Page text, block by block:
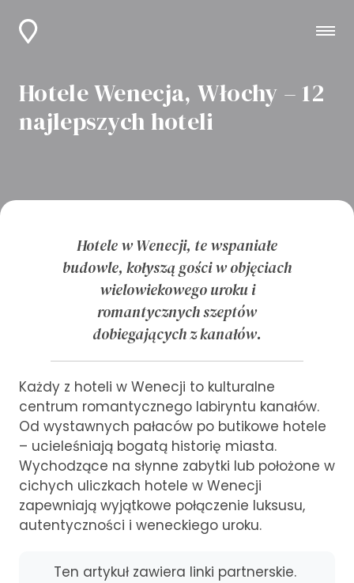
Hotele Wenecja, Włochy – 12
najlepszych hoteli
Hotele w Wenecji, te wspaniałe
budowle, kołyszą gości w objęciach
wielowiekowego uroku i
romantycznych szeptów
dobiegających z kanałów.
Każdy z hoteli w Wenecji to kulturalne
centrum romantycznego labiryntu kanałów.
Od wystawnych pałaców po butikowe hotele
– ucieleśniają bogatą historię miasta.
Wychodzące na słynne zabytki lub położone w
cichych uliczkach hotele w Wenecji
zapewniają wyjątkowe połączenie luksusu,
autentyczności i weneckiego uroku.
Ten artykuł zawiera linki partnerskie.